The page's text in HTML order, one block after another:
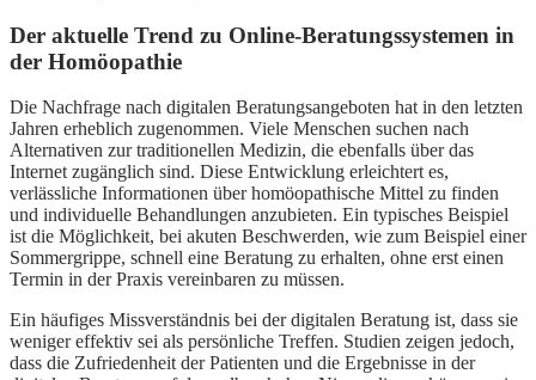
Der aktuelle Trend zu Online-Beratungssystemen in
der Homöopathie
Die Nachfrage nach digitalen Beratungsangeboten hat in den letzten
Jahren erheblich zugenommen. Viele Menschen suchen nach
Alternativen zur traditionellen Medizin, die ebenfalls über das
Internet zugänglich sind. Diese Entwicklung erleichtert es,
verlässliche Informationen über homöopathische Mittel zu finden
und individuelle Behandlungen anzubieten. Ein typisches Beispiel
ist die Möglichkeit, bei akuten Beschwerden, wie zum Beispiel einer
Sommergrippe, schnell eine Beratung zu erhalten, ohne erst einen
Termin in der Praxis vereinbaren zu müssen.
Ein häufiges Missverständnis bei der digitalen Beratung ist, dass sie
weniger effektiv sei als persönliche Treffen. Studien zeigen jedoch,
dass die Zufriedenheit der Patienten und die Ergebnisse in der